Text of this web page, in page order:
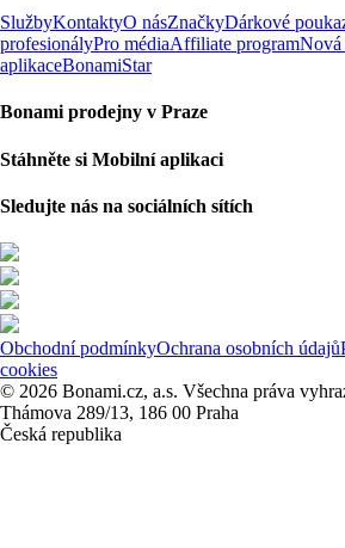
SlužbyKontaktyO násZnačkyDárkové
profesionályPro médiaAffiliate program
aplikaceBonamiStar
Bonami prodejny v Praze
Stáhněte si Mobilní aplikaci
Sledujte nás na sociálních sítích
Obchodní podmínkyOchrana osobních údajů
cookies
© 2026 Bonami.cz, a.s. Všechna práva
Thámova 289/13, 186 00 Praha
Česká republika